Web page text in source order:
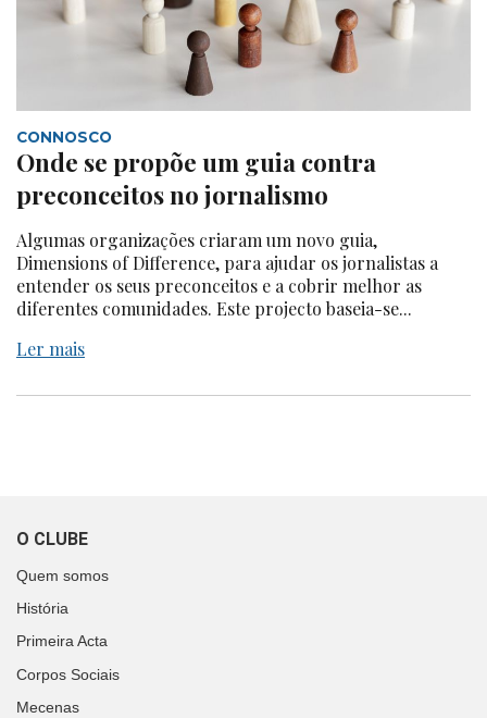
CONNOSCO
Onde se propõe um guia contra
preconceitos no jornalismo
Algumas organizações criaram um novo guia,
Dimensions of Difference, para ajudar os jornalistas a
entender os seus preconceitos e a cobrir melhor as
diferentes comunidades. Este projecto baseia-se...
Ler mais
O CLUBE
Quem somos
História
Primeira Acta
Corpos Sociais
Mecenas